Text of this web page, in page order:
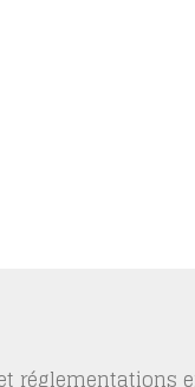
réglementations